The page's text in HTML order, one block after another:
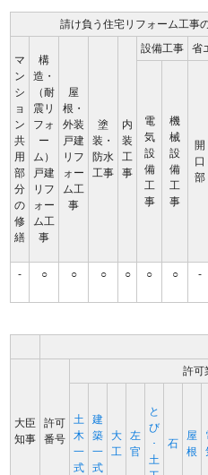
請け負う住宅リフォーム工事
マ
ン
シ
ョ
ン
共
用
部
分
の
修
繕
構
造・
（耐
震リ
フォ
ー
ム）
戸建
リフ
ォー
ム工
事
屋
根・
外装
戸建
リフ
ォー
ム工
事
塗
装・
防水
工事
内
装
工
事
設備工事 省
電
気
設
備
工
事
機
械
設
備
工
事
開
口
部
- ○ ○ ○ ○ ○ ○ -
大臣
知事
許可
番号
許可
土
木
一
式
建
築
一
式
大
工
左
官
と
び
･
土
石
屋
根